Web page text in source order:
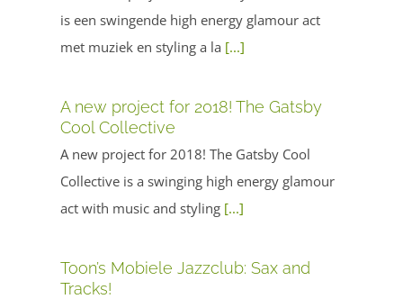
is een swingende high energy glamour act
met muziek en styling a la [...]
A new project for 2018! The Gatsby
Cool Collective
A new project for 2018! The Gatsby Cool
Collective is a swinging high energy glam​ou​r
act with music and styling [...]
Toon’s Mobiele Jazzclub: Sax and
Tracks!